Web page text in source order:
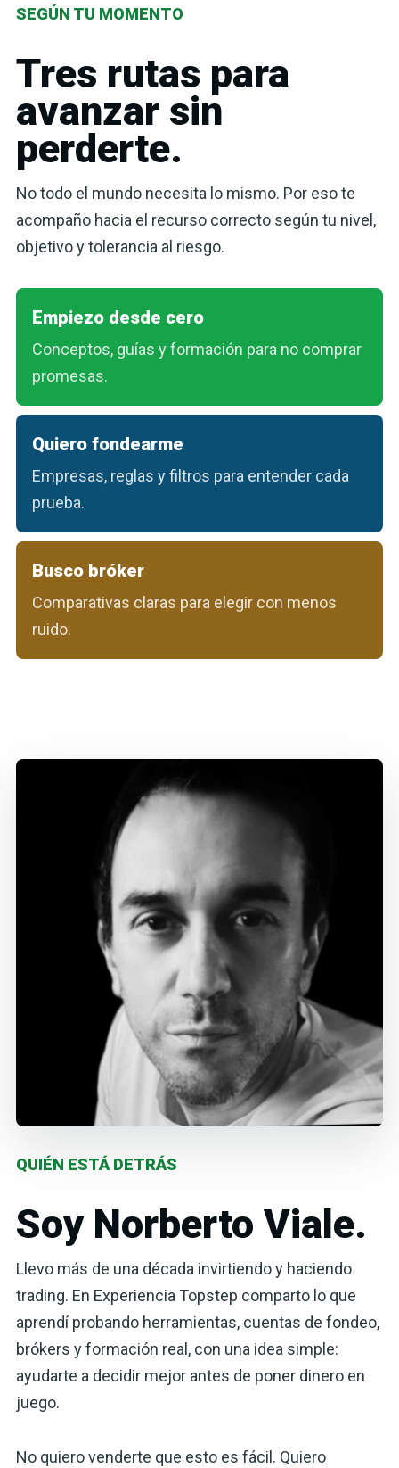
SEGÚN TU MOMENTO
Tres rutas para
avanzar sin
perderte.
No todo el mundo necesita lo mismo. Por eso te
acompaño hacia el recurso correcto según tu nivel,
objetivo y tolerancia al riesgo.
Empiezo desde cero
Conceptos, guías y formación para no comprar
promesas.
Quiero fondearme
Empresas, reglas y filtros para entender cada
prueba.
Busco bróker
Comparativas claras para elegir con menos
ruido.
QUIÉN ESTÁ DETRÁS
Soy Norberto Viale.
Llevo más de una década invirtiendo y haciendo
trading. En Experiencia Topstep comparto lo que
aprendí probando herramientas, cuentas de fondeo,
brókers y formación real, con una idea simple:
ayudarte a decidir mejor antes de poner dinero en
juego.
No quiero venderte que esto es fácil. Quiero